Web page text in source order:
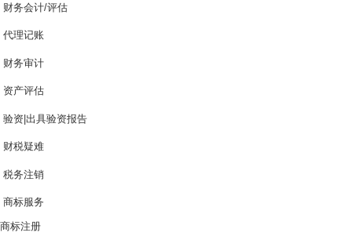
财务会计/评估
代理记账
财务审计
资产评估
验资|出具验资报告
财税疑难
税务注销
商标服务
商标注册